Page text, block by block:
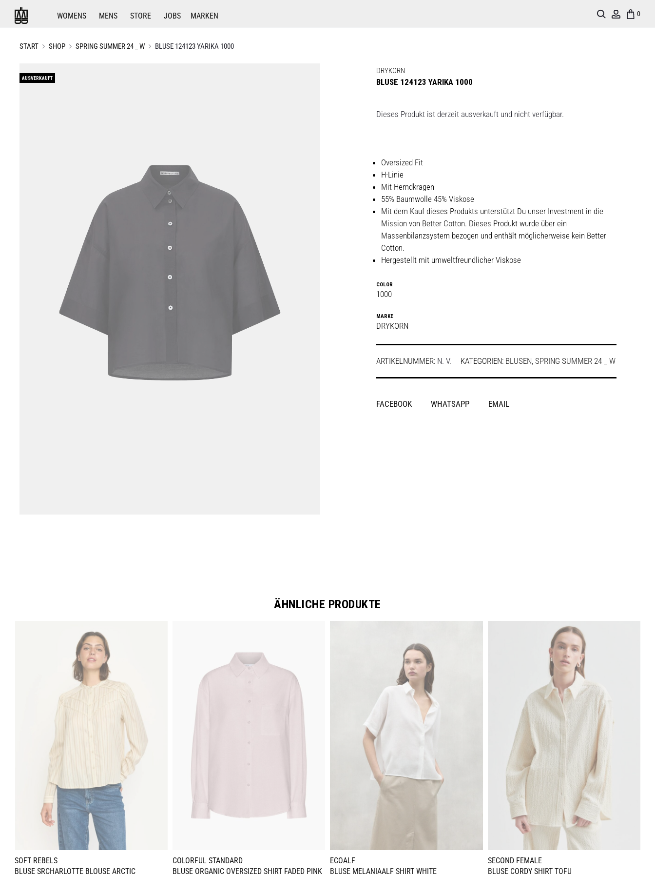
WOMENS MENS STORE JOBS MARKEN 0
Account
Search
START SHOP SPRING SUMMER 24 _ W BLUSE 124123 YARIKA 1000
AUSVERKAUFT
DRYKORN
BLUSE 124123 YARIKA 1000
Dieses Produkt ist derzeit ausverkauft und nicht verfügbar.
Oversized Fit
H-Linie
Mit Hemdkragen
55% Baumwolle 45% Viskose
Mit dem Kauf dieses Produkts unterstützt Du unser Investment in die
Mission von Better Cotton. Dieses Produkt wurde über ein
Massenbilanzsystem bezogen und enthält möglicherweise kein Better
Cotton.
Hergestellt mit umweltfreundlicher Viskose
COLOR
1000
MARKE
DRYKORN
ARTIKELNUMMER: N. V. KATEGORIEN: BLUSEN, SPRING SUMMER 24 _ W
SHARE
FACEBOOK WHATSAPP EMAIL
ÄHNLICHE PRODUKTE
SOFT REBELS
BLUSE SRCHARLOTTE BLOUSE ARCTIC
COLORFUL STANDARD
BLUSE ORGANIC OVERSIZED SHIRT FADED PINK
ECOALF
BLUSE MELANIAALF SHIRT WHITE
SECOND FEMALE
BLUSE CORDY SHIRT TOFU